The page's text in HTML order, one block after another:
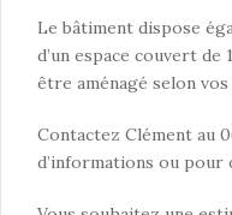
Le bâtiment dispose
d’un espace couvert
être aménagé selon vos
Contactez Clément au
d’informations ou pour